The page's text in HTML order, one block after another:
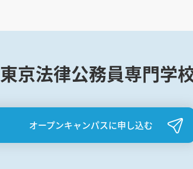
東京法律公務員専門学
オープンキャンパスに申し込む